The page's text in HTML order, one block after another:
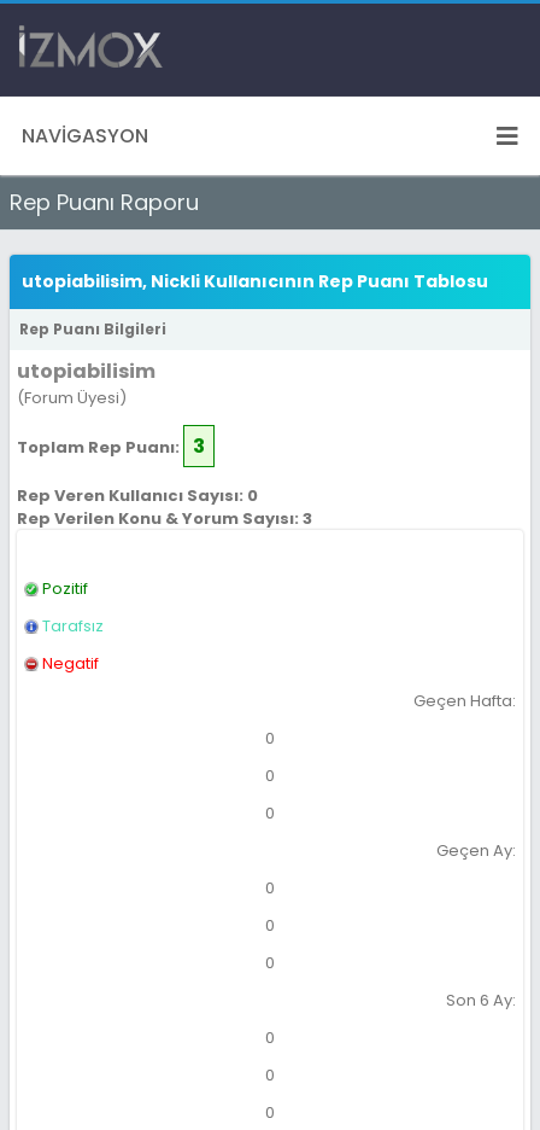
NAVIGASYON
Rep Puanı Raporu
utopiabilisim, Nickli Kullanıcının Rep Puanı Tablosu
Rep Puanı Bilgileri
utopiabilisim
(Forum Üyesi)
Toplam Rep Puanı: 3
Rep Veren Kullanıcı Sayısı: 0
Rep Verilen Konu & Yorum Sayısı: 3
Pozitif
Tarafsız
Negatif
Geçen Hafta:
0
0
0
Geçen Ay:
0
0
0
Son 6 Ay:
0
0
0